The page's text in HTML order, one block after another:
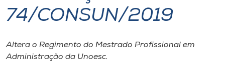
I.nova
Diplomados
74/CONSUN/2019
Altera o Regimento do Mestrado Profissional em
Administração da Unoesc.